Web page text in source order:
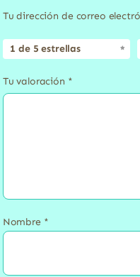
Tu dirección de correo
1 de 5 estrellas
Tu valoración *
Nombre *